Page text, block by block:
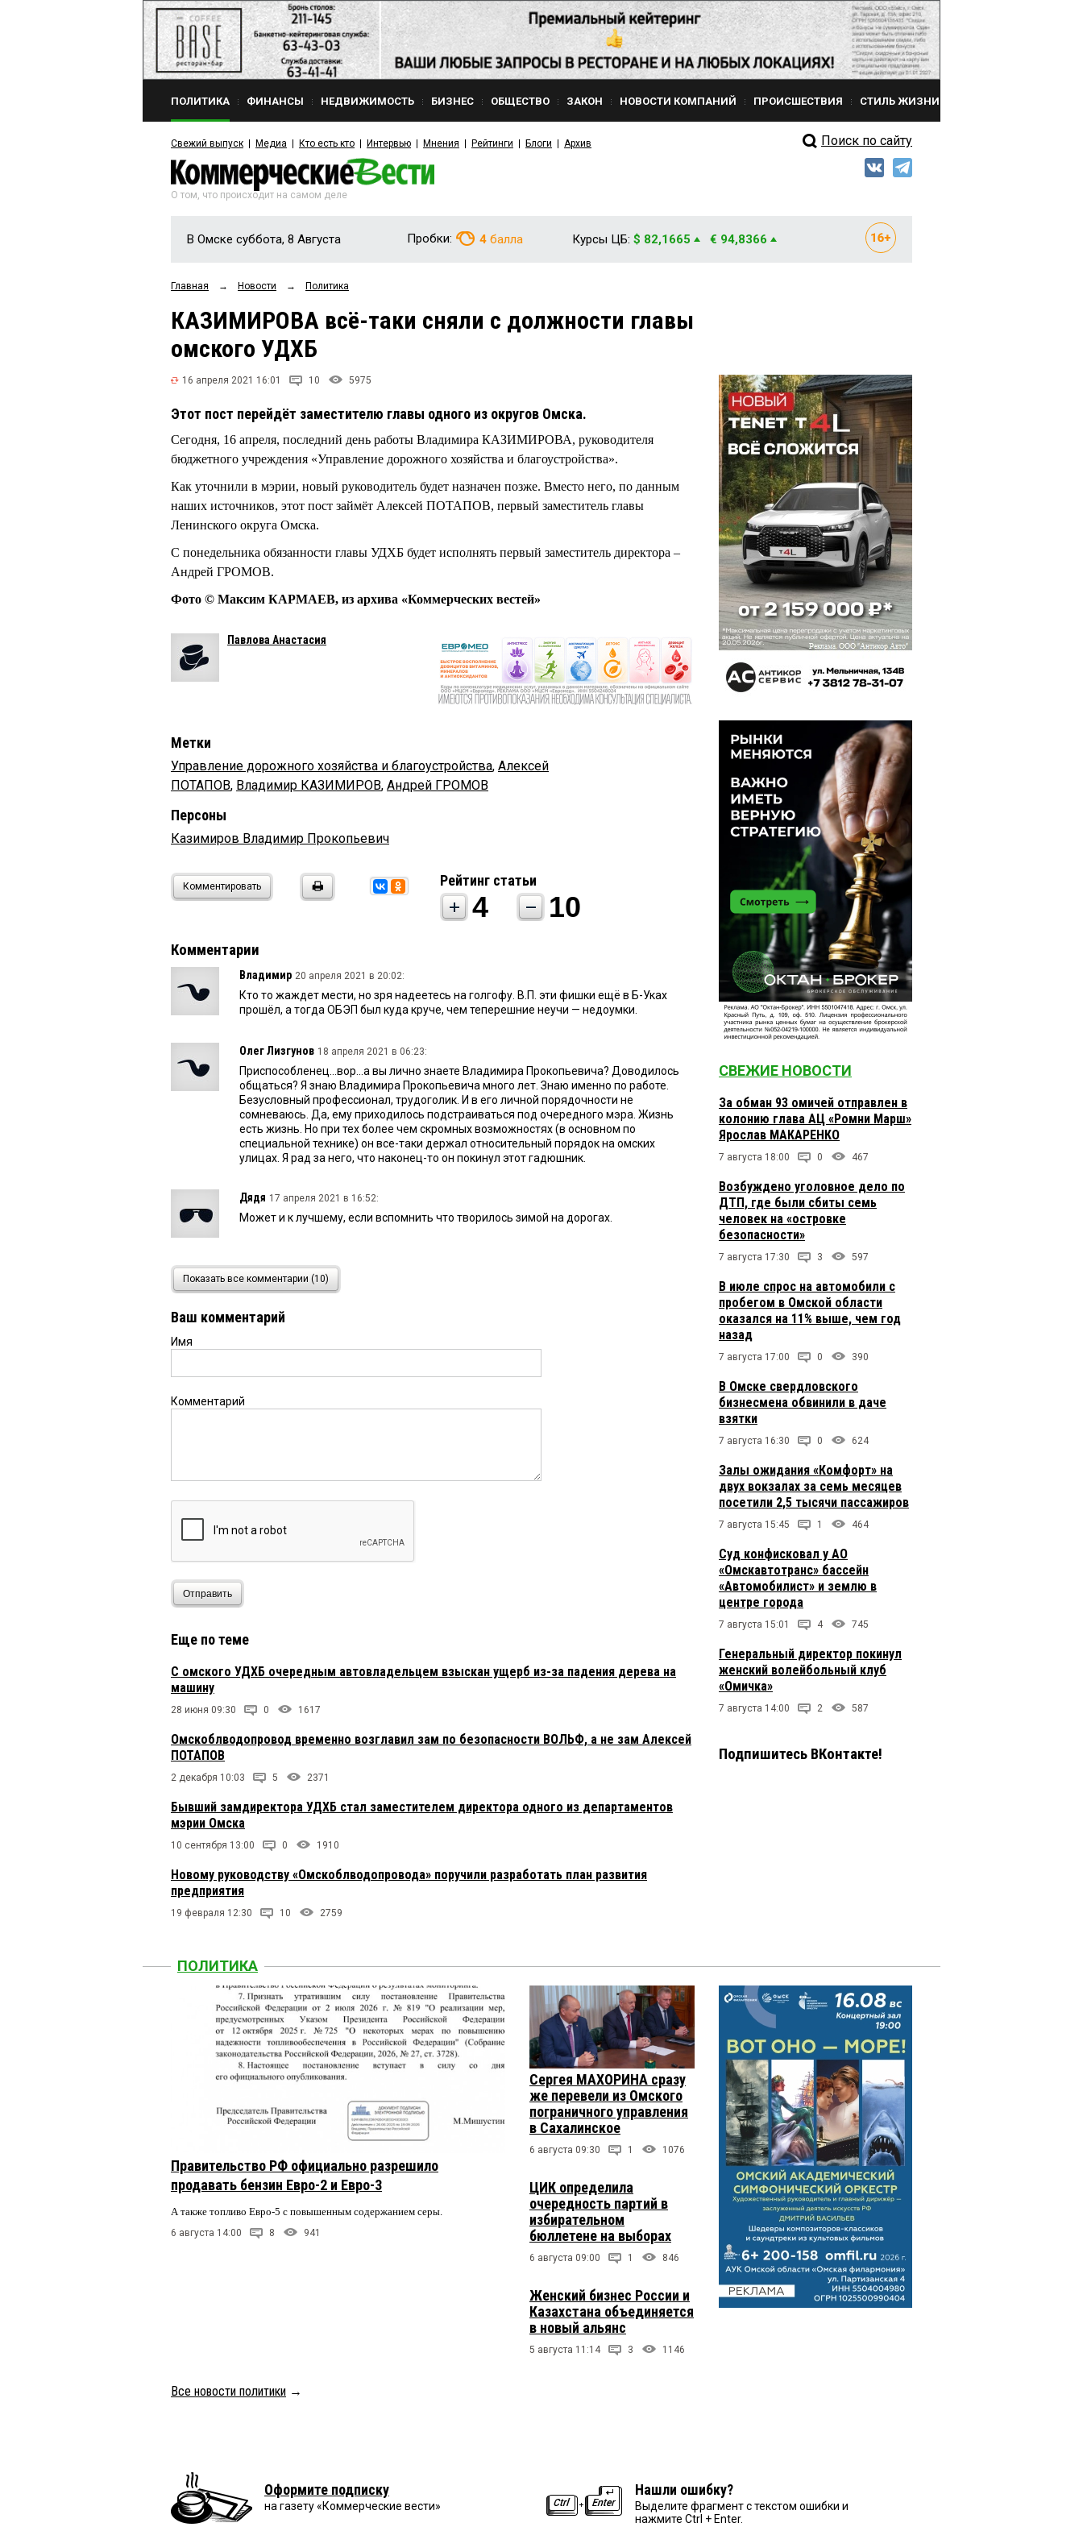
ПОЛИТИКА ФИНАНСЫ НЕДВИЖИМОСТЬ БИЗНЕС ОБЩЕСТВО ЗАКОН НОВОСТИ КОМПАНИЙ ПРОИСШЕСТВИЯ СТИЛЬ ЖИЗНИ
Свежий выпуск Медиа Кто есть кто Интервью Мнения Рейтинги Блоги Архив Поиск по сайту
О том, что происходит на самом деле
В Омске суббота, 8 Августа Пробки: 4 балла Курсы ЦБ: $ 82,1665 € 94,8366
Главная → Новости → Политика
КАЗИМИРОВА всё-таки сняли с должности главы
омского УДХБ
16 апреля 2021 16:01 10 5975
Этот пост перейдёт заместителю главы одного из округов Омска.
Сегодня, 16 апреля, последний день работы Владимира КАЗИМИРОВА, руководителя
бюджетного учреждения «Управление дорожного хозяйства и благоустройства».
Как уточнили в мэрии, новый руководитель будет назначен позже. Вместо него, по данным
наших источников, этот пост займёт Алексей ПОТАПОВ, первый заместитель главы
Ленинского округа Омска.
С понедельника обязанности главы УДХБ будет исполнять первый заместитель директора –
Андрей ГРОМОВ.
Фото © Максим КАРМАЕВ, из архива «Коммерческих вестей»
Павлова Анастасия
Метки
Управление дорожного хозяйства и благоустройства, Алексей
ПОТАПОВ, Владимир КАЗИМИРОВ, Андрей ГРОМОВ
Персоны
Казимиров Владимир Прокопьевич
Комментировать Рейтинг статьи
4 10
Комментарии
Владимир 20 апреля 2021 в 20:02:
Кто то жаждет мести, но зря надеетесь на голгофу. В.П. эти фишки ещё в Б-Уках
прошёл, а тогда ОБЭП был куда круче, чем теперешние неучи — недоумки.
Олег Лизгунов 18 апреля 2021 в 06:23:
Приспособленец...вор...а вы лично знаете Владимира Прокопьевича? Доводилось
общаться? Я знаю Владимира Прокопьевича много лет. Знаю именно по работе.
Безусловный профессионал, трудоголик. И в его личной порядочности не
сомневаюсь. Да, ему приходилось подстраиваться под очередного мэра. Жизнь
есть жизнь. Но при тех более чем скромных возможностях (в основном по
специальной технике) он все-таки держал относительный порядок на омских
улицах. Я рад за него, что наконец-то он покинул этот гадюшник.
Дядя 17 апреля 2021 в 16:52:
Может и к лучшему, если вспомнить что творилось зимой на дорогах.
Дмитрий 17 апреля 2021 в 09:32:
Дано нужно гнать туалетной метлой этого приспособленца вора,засидевшигося с
коммунистического времени.
Оксана 17 апреля 2021 в 08:16:
Сергей Сергеевич 16 апреля 2021 в 23:53:
конкретно гнобил, сейчас если какое-нибудь уголовное дело возбудят, то многое
будет
Динар 16 апреля 2021 в 16:34:
Ждем возбуждения очередного уголовного дела, нет?
Показать все комментарии (10)
Ваш комментарий
Имя
Комментарий
Отправить
Еще по теме
С омского УДХБ очередным автовладельцем взыскан ущерб из-за падения дерева на
машину
28 июня 09:30 0 1617
Омскоблводопровод временно возглавил зам по безопасности ВОЛЬФ, а не зам Алексей
ПОТАПОВ
2 декабря 10:03 5 2371
Бывший замдиректора УДХБ стал заместителем директора одного из департаментов
мэрии Омска
10 сентября 13:00 0 1910
Новому руководству «Омскоблводопровода» поручили разработать план развития
предприятия
19 февраля 12:30 10 2759
СВЕЖИЕ НОВОСТИ
За обман 93 омичей отправлен в
колонию глава АЦ «Ромни Марш»
Ярослав МАКАРЕНКО
7 августа 18:00 0 467
Возбуждено уголовное дело по
ДТП, где были сбиты семь
человек на «островке
безопасности»
7 августа 17:30 3 597
В июле спрос на автомобили с
пробегом в Омской области
оказался на 11% выше, чем год
назад
7 августа 17:00 0 390
В Омске свердловского
бизнесмена обвинили в даче
взятки
7 августа 16:30 0 624
Залы ожидания «Комфорт» на
двух вокзалах за семь месяцев
посетили 2,5 тысячи пассажиров
7 августа 15:45 1 464
Суд конфисковал у АО
«Омскавтотранс» бассейн
«Автомобилист» и землю в
центре города
7 августа 15:01 4 745
Генеральный директор покинул
женский волейбольный клуб
«Омичка»
7 августа 14:00 2 587
Подпишитесь ВКонтакте!
ПОЛИТИКА
Правительство РФ официально разрешило
продавать бензин Евро-2 и Евро-3
А также топливо Евро-5 с повышенным содержанием серы.
6 августа 14:00 8 941
Сергея МАХОРИНА сразу
же перевели из Омского
пограничного управления
в Сахалинское
6 августа 09:30 1 1076
ЦИК определила
очередность партий в
избирательном
бюллетене на выборах
6 августа 09:00 1 846
Женский бизнес России и
Казахстана объединяется
в новый альянс
5 августа 11:14 3 1146
Все новости политики →
Оформите подписку
на газету «Коммерческие вести»
Нашли ошибку?
Выделите фрагмент с текстом ошибки и
нажмите Ctrl + Enter.